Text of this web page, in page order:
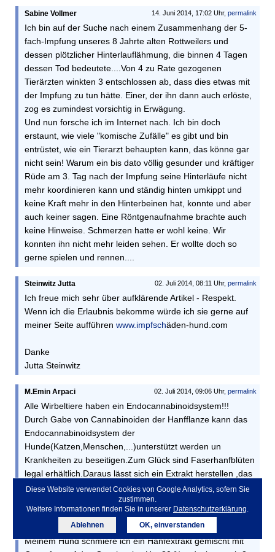
14. Juni 2014, 17:02 Uhr, permalink
Sabine Vollmer
Ich bin auf der Suche nach einem Zusammenhang der 5-
fach-Impfung unseres 8 Jahrte alten Rottweilers und
dessen plötzlicher Hinterlauflähmung, die binnen 4 Tagen
dessen Tod bedeutete....Von 4 zu Rate gezogenen
Tierärzten winkten 3 entschlossen ab, dass dies etwas mit
der Impfung zu tun hätte. Einer, der ihn dann auch erlöste,
zog es zumindest vorsichtig in Erwägung.
Und nun forsche ich im Internet nach. Ich bin doch
erstaunt, wie viele "komische Zufälle" es gibt und bin
entrüstet, wie ein Tierarzt behaupten kann, das könne gar
nicht sein! Warum ein bis dato völlig gesunder und kräftiger
Rüde am 3. Tag nach der Impfung seine Hinterläufe nicht
mehr koordinieren kann und ständig hinten umkippt und
keine Kraft mehr in den Hinterbeinen hat, konnte und aber
auch keiner sagen. Eine Röntgenaufnahme brachte auch
keine Hinweise. Schmerzen hatte er wohl keine. Wir
konnten ihn nicht mehr leiden sehen. Er wollte doch so
gerne spielen und rennen....
02. Juli 2014, 08:11 Uhr, permalink
Steinwitz Jutta
Ich freue mich sehr über aufklärende Artikel - Respekt.
Wenn ich die Erlaubnis bekomme würde ich sie gerne auf
meiner Seite aufführen www.impfschäden-hund.com
Danke
Jutta Steinwitz
02. Juli 2014, 09:06 Uhr, permalink
M.Emin Arpaci
Alle Wirbeltiere haben ein Endocannabinoidsystem!!!
Durch Gabe von Cannabinoiden der Hanfflanze kann das
Endocannabinoidsystem der
Hunde(Katzen,Menschen,...)unterstützt werden un
Krankheiten zu beseitigen.Zum Glück sind Faserhanfblüten
legal erhältlich.Daraus lässt sich ein Extrakt herstellen ,das
bei so gut wie allen gesundheitlichen Problemen hilft.
Falls THC haltiges Hanf (als Apettitanreger und gegen
Übelkeit) nötig ist kann mein bei der Bundesopiumstelle
eine Erlaunis holen.
Meinem Hund schmiere ich ein Hanfextrakt gemischt mit
Diese Website verwendet Cookies von Google Analytics, sofern Sie
zustimmen.
Weitere Informationen finden Sie in unserer Datenschutzerklärung.
Ablehnen
OK, einverstanden